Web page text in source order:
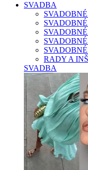
SVADBA
RADY A
SVADBA